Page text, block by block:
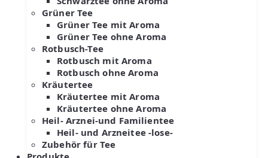
Grüner Tee
Grüner Tee mit Aroma
Grüner Tee ohne Aroma
Rotbusch-Tee
Rotbusch mit Aroma
Rotbusch ohne Aroma
Kräutertee
Kräutertee mit Aroma
Kräutertee ohne Aroma
Heil- Arznei-und Familientee
Heil- und Arzneitee -lose-
Zubehör für Tee